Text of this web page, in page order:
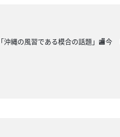
縄の風習である模合の話題」🏬